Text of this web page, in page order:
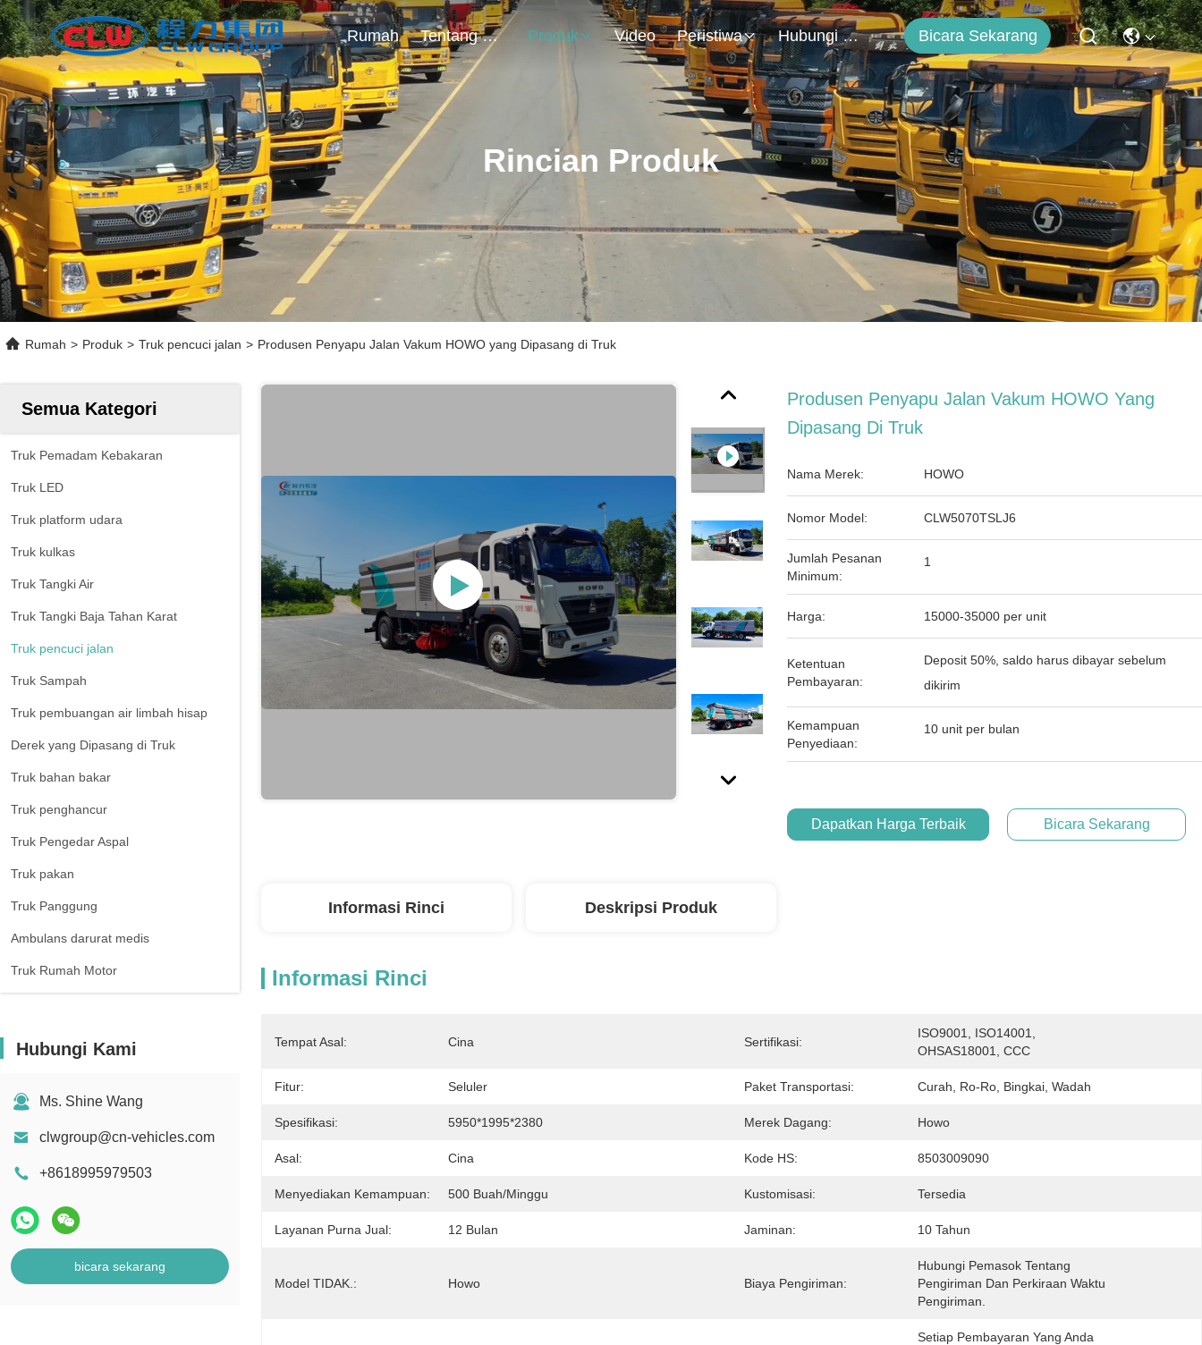
Rumah Tentang Kami Produk Video Peristiwa Hubungi Kami Bicara Sekarang
Rincian Produk
Rumah > Produk > Truk pencuci jalan > Produsen Penyapu Jalan Vakum HOWO yang Dipasang di Truk
Semua Kategori
Truk Pemadam Kebakaran
Truk LED
Truk platform udara
Truk kulkas
Truk Tangki Air
Truk Tangki Baja Tahan Karat
Truk pencuci jalan
Truk Sampah
Truk pembuangan air limbah hisap
Derek yang Dipasang di Truk
Truk bahan bakar
Truk penghancur
Truk Pengedar Aspal
Truk pakan
Truk Panggung
Ambulans darurat medis
Truk Rumah Motor
Hubungi Kami
Ms. Shine Wang
clwgroup@cn-vehicles.com
+8618995979503
bicara sekarang
Produsen Penyapu Jalan Vakum HOWO Yang
Dipasang Di Truk
Nama Merek: HOWO
Nomor Model: CLW5070TSLJ6
Jumlah Pesanan
Minimum:
1
Harga: 15000-35000 per unit
Ketentuan
Pembayaran:
Deposit 50%, saldo harus dibayar sebelum
dikirim
Kemampuan
Penyediaan:
10 unit per bulan
Dapatkan Harga Terbaik Bicara Sekarang
Informasi Rinci Deskripsi Produk
Informasi Rinci
Tempat Asal: Cina Sertifikasi:
ISO9001, ISO14001,
OHSAS18001, CCC
Fitur: Seluler Paket Transportasi: Curah, Ro-Ro, Bingkai, Wadah
Spesifikasi: 5950*1995*2380 Merek Dagang: Howo
Asal: Cina Kode HS: 8503009090
Menyediakan Kemampuan: 500 Buah/minggu Kustomisasi: Tersedia
Layanan Purna Jual: 12 Bulan Jaminan: 10 Tahun
Model TIDAK.: Howo Biaya Pengiriman:
Hubungi Pemasok Tentang
Pengiriman Dan Perkiraan Waktu
Pengiriman.
Setiap Pembayaran Yang Anda